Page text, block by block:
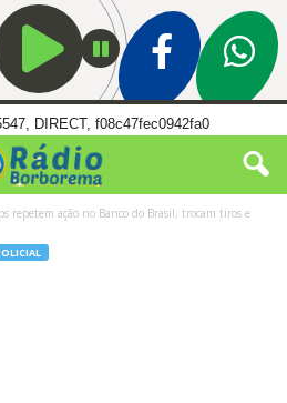
DIRECT, f08c47fec0942fa0
repetem ação no Banco do Brasil, trocam tiros e